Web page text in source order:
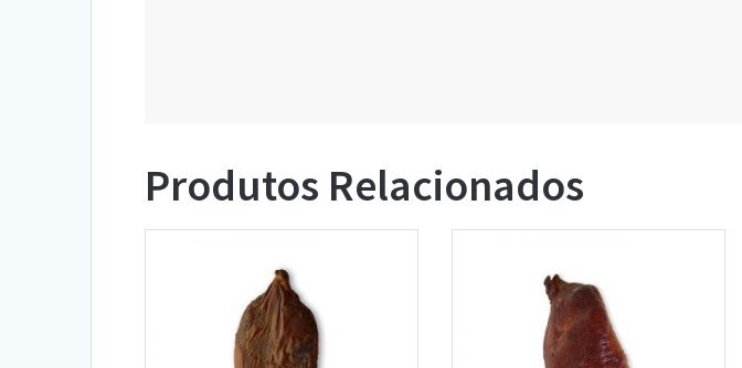
Produtos Relacionados